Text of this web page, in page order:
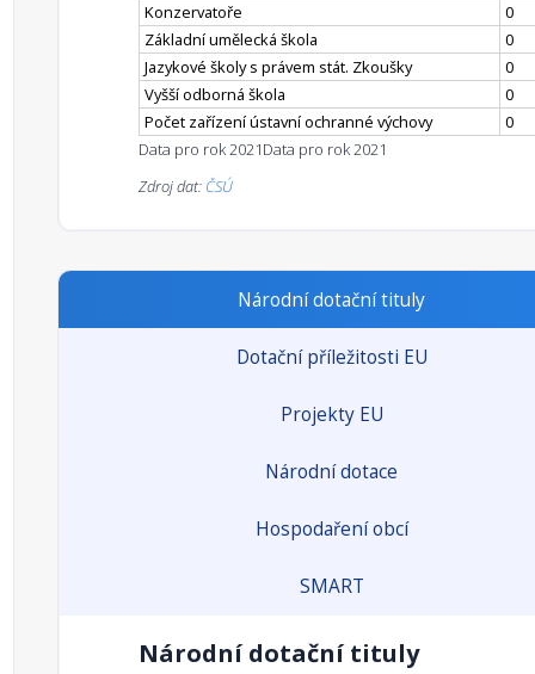
Konzervatoře
0
Základní umělecká škola
0
Jazykové školy s právem stát. Zkoušky
0
Vyšší odborná škola
0
Počet zařízení ústavní ochranné výchovy
0
Data pro rok 2021Data pro rok 2021
Zdroj dat: ČSÚ
Národní dotační tituly
Dotační příležitosti EU
Projekty EU
Národní dotace
Hospodaření obcí
SMART
Národní dotační tituly